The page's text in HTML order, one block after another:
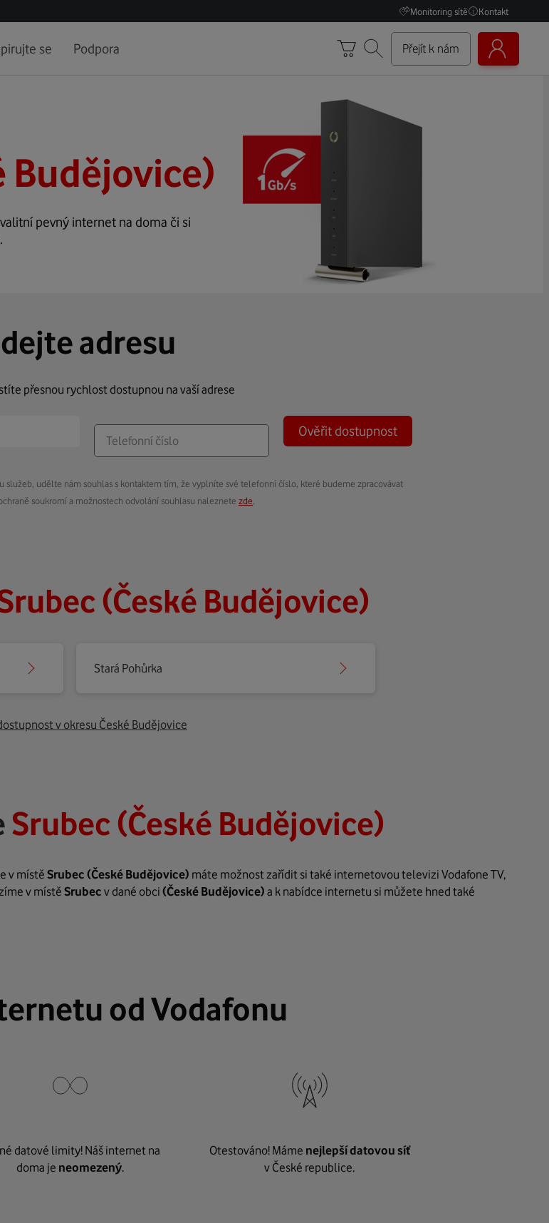
Monitoring sítě Kontakt
se Podpora Přejít k nám
Budějovice)
pevný internet na doma či si
adresu
přesnou rychlost dostupnou na vaší adrese
Ověřit dostupnost
služeb, udělte nám souhlas s kontaktem tím, že vyplníte své telefonní číslo, které budeme zpracovávat
soukromí a možnostech odvolání souhlasu naleznete zde
(České Budějovice)
Stará Pohůrka
v okresu České Budějovice
Srubec (České Budějovice)
v místě Srubec (České Budějovice) máte možnost zařídit si také internetovou televizi Vodafone TV,
v místě Srubec v dané obci (České Budějovice) a k nabídce internetu si můžete hned také
od Vodafonu
datové limity! Náš internet na
doma je neomezený.
Otestováno! Máme nejlepší datovou síť
v České republice.